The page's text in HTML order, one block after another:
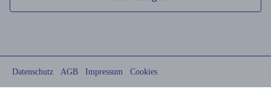
Datenschutz AGB Impressum Cookies